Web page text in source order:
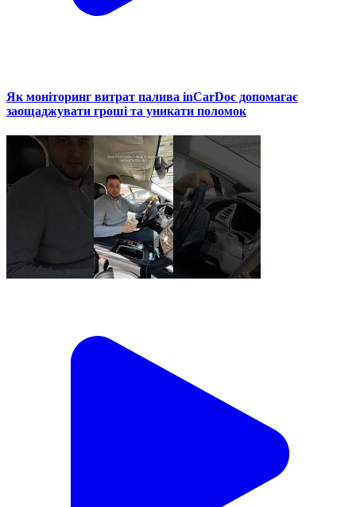
Як моніторинг витрат палива inCarDoc допомагає
заощаджувати гроші та уникати поломок